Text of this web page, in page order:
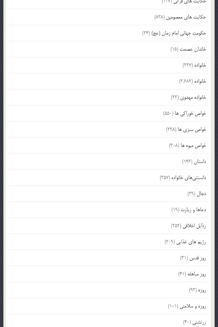
حکایت های معصومین (838)
حکومت جهانی امام زمان (عج)(24)
خاندان عصمت (15)
خانواده (227)
خانواده (2,682)
خانواده مهدوی (22)
خواص خوراکی ها (550)
خواص سبزی ها (228)
خواص میوه ها (308)
داستان(146)
دانستنی‌های خانواده (357)
دجال (29)
دعاها و زیارت (19)
رذایل اخلاقی (252)
رژیم های غذایی (209)
روز قدس (31)
روز مباهله (41)
روزه (93)
روزه و سلامتی (101)
زرتشتی (40)